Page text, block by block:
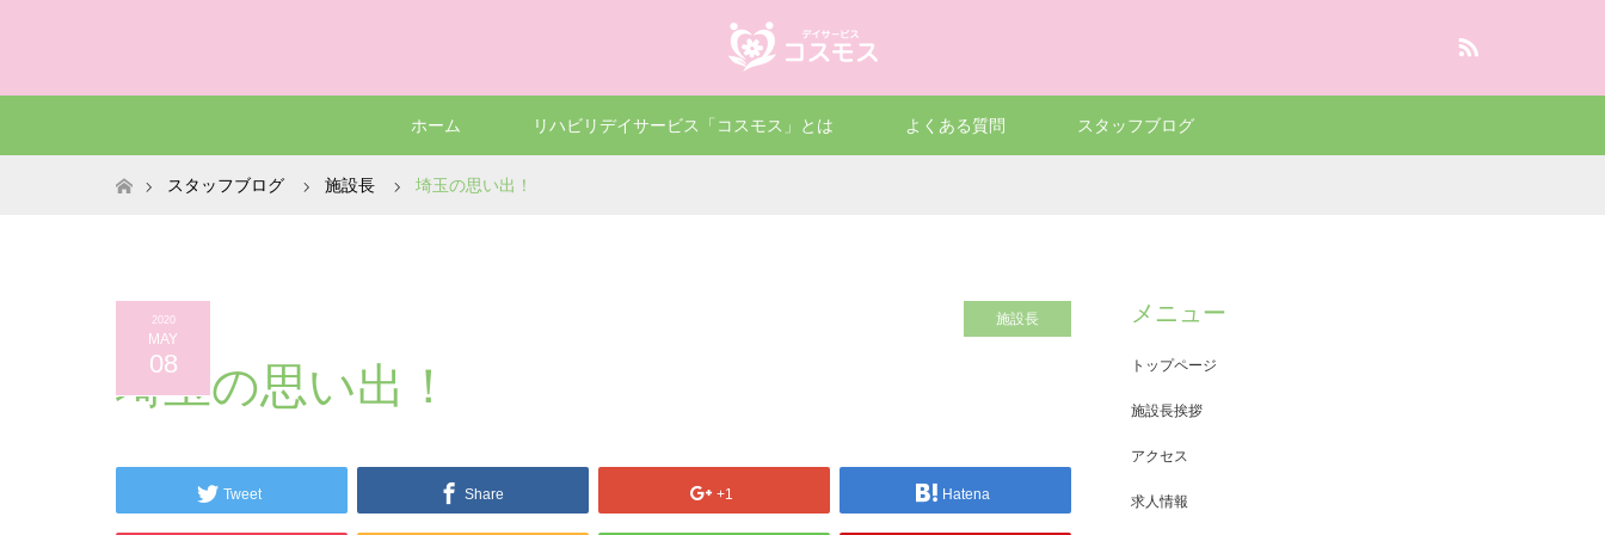
ホーム リハビリデイサービス「コスモス」とは よくある質問 スタッフブログ
ホームスタッフブログ 施設長 埼玉の思い出！
2020
MAY
08
施設長
埼玉の思い出！
Tweet Share +1 Hatena
メニュー
トップページ
施設長挨拶
アクセス
求人情報